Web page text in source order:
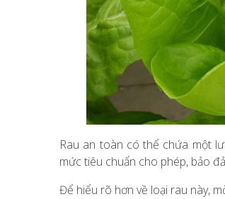
Rau an toàn có thể chứa một
mức tiêu chuẩn cho phép, bảo
Để hiểu rõ hơn về loại rau này,